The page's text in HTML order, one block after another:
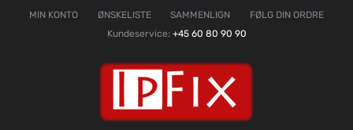
MIN KONTO ØNSKELISTE SAMMENLIGN
FØLG DIN ORDRE
Kundeservice: +45 60 80 90 90